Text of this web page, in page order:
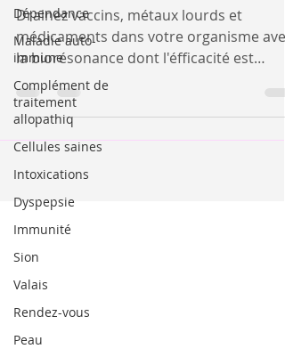
Dépendance
Maladie auto-
immune
Complément de
traitement
allopathiq
Cellules saines
Intoxications
Dyspepsie
Immunité
Sion
Valais
Rendez-vous
Peau
Drainez vaccins, métaux lourds et
médicaments dans votre organisme avec
la biorésonance dont l'éfficacité est
reconnue scientifiquement....